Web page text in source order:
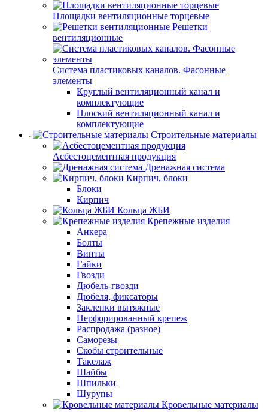
Площадки вентиляционные торцевые
Решетки
вентиляционные
Система пластиковых каналов. Фасонные
элементы
Круглый вентиляционный канал и
комплектующие
Плоский вентиляционный канал и
комплектующие
Строительные материалы
Асбестоцементная продукция
Дренажная система
Кирпич, блоки
Блоки
Кирпич
Кольца ЖБИ
Крепежные изделия
Анкера
Болты
Винты
Гайки
Гвозди
Дюбель-гвозди
Дюбеля, фиксаторы
Заклепки вытяжные
Перфорированный крепеж
Распродажа (разное)
Саморезы
Скобы строительные
Такелаж
Шайбы
Шпильки
Шурупы
Кровельные материалы